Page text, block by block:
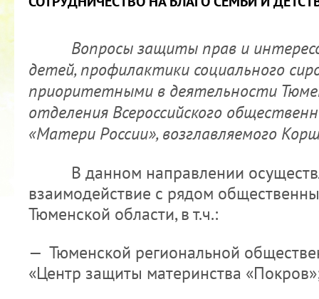
Вопросы защиты прав и
детей, профилактики социального
приоритетными в деятельности
отделения Всероссийского
«Матери России», возглавляемого
В данном направлении
взаимодействие с рядом
Тюменской области, в т.ч.:
— Тюменской региональной
«Центр защиты материнства
2022 ГОД ПРОВОЗГЛАШЕН ГОДОМ
МАТЕРИ В ЯКУТИИ
19.12.2021